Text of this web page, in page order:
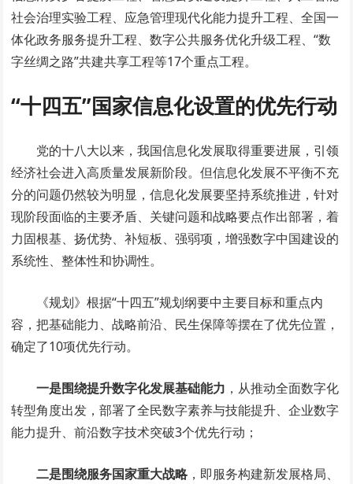
社会治理实验工程、应急管理现代化能力提升工程、全国一
体化政务服务提升工程、数字公共服务优化升级工程、“数
字丝绸之路”共建共享工程等17个重点工程。
“十四五”国家信息化设置的优先行动
党的十八大以来，我国信息化发展取得重要进展，引领
经济社会进入高质量发展新阶段。但信息化发展不平衡不充
分的问题仍然较为明显，信息化发展要坚持系统推进，针对
现阶段面临的主要矛盾、关键问题和战略要点作出部署，着
力固根基、扬优势、补短板、强弱项，增强数字中国建设的
系统性、整体性和协调性。
《规划》根据“十四五”规划纲要中主要目标和重点内
容，把基础能力、战略前沿、民生保障等摆在了优先位置，
确定了10项优先行动。
一是围绕提升数字化发展基础能力 ，从推动全面数字化
转型角度出发，部署了全民数字素养与技能提升、企业数字
能力提升、前沿数字技术突破3个优先行动；
二是围绕服务国家重大战略，即服务构建新发展格局、